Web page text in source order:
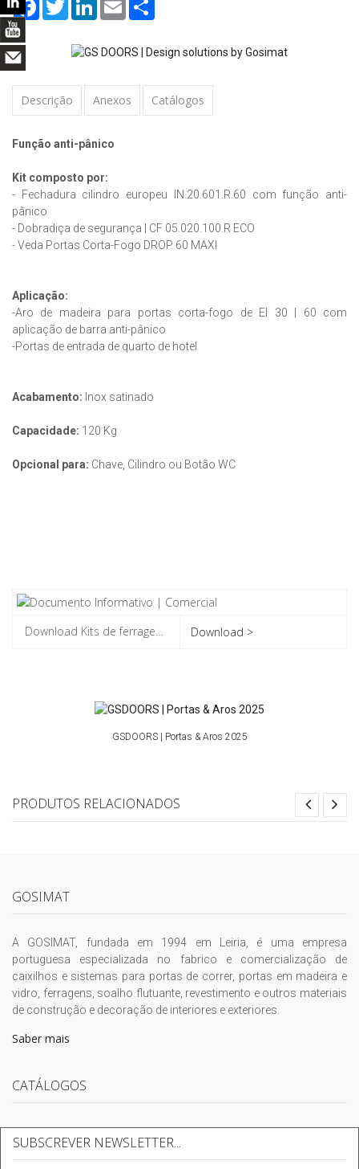
Descrição Anexos Catálogos
Função anti-pânico
Kit composto por:
- Fechadura cilindro europeu IN.20.601.R.60 com função anti-
pânico
- Dobradiça de segurança | CF 05.020.100.R ECO
- Veda Portas Corta-Fogo DROP 60 MAXI
Aplicação:
-Aro de madeira para portas corta-fogo de EI 30 | 60 com
aplicação de barra anti-pânico
-Portas de entrada de quarto de hotel
Acabamento: Inox satinado
Capacidade: 120 Kg
Opcional para: Chave, Cilindro ou Botão WC
Download >
GSDOORS | Portas & Aros 2025
PRODUTOS RELACIONADOS
GOSIMAT
A GOSIMAT, fundada em 1994 em Leiria, é uma empresa
portuguesa especializada no fabrico e comercialização de
caixilhos e sistemas para portas de correr, portas em madeira e
vidro, ferragens, soalho flutuante, revestimento e outros materiais
de construção e decoração de interiores e exteriores.
Saber mais
CATÁLOGOS
SUBSCREVER NEWSLETTER...